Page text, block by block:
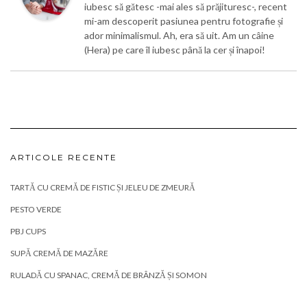
iubesc să gătesc -mai ales să prăjituresc-, recent
mi-am descoperit pasiunea pentru fotografie și
ador minimalismul. Ah, era să uit. Am un câine
(Hera) pe care îl iubesc până la cer și înapoi!
ARTICOLE RECENTE
TARTĂ CU CREMĂ DE FISTIC ȘI JELEU DE ZMEURĂ
PESTO VERDE
PBJ CUPS
SUPĂ CREMĂ DE MAZĂRE
RULADĂ CU SPANAC, CREMĂ DE BRÂNZĂ ȘI SOMON